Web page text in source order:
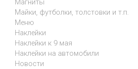
Магниты
Майки, футболки, толстовки и т.п.
Меню
Наклейки
Наклейки к 9 мая
Наклейки на автомобили
Новости